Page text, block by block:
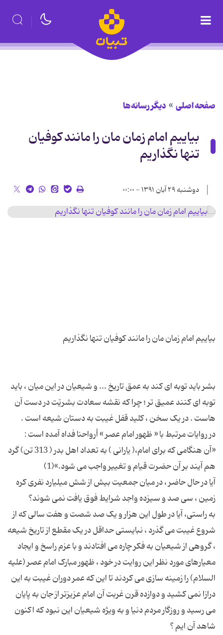
صفحه اصلی دیگر رسانه‌ها
بیاییم امام زمان مان را مانند کوفیان
تنها نگذاریم
دوشنبه ۲۹ آبان ۱۳۹۱ - ۰۰:۰۰
بشر باید توبه ای کند به عمق تاریخ ... و شیعیان در این میان ، باید
توبه ای کنند عمیق تر ؛ چرا که نقشه سعادت بشریّت در دست آن
«آن هنگامی که برای امام،( یارانی ) به تعداد اهل بدر ( 313 تن) گرد
آیا در حال حاضر ، در میان جمعیت بیش از شش میلیارد نفری کره
به راستی، آیا در طول این هزار و یک صد شصت و هفت سالی که از
شروع غیبت می گذرد ، نبایستی حداقل در یک مقطع از تاریخ شیعه
، گروهی از شیعیان به فکر چاره می افتادند و با عزم راسخ و ایجاد
معیارهای مورد نظر این روایت در خود ، ظهور مبارک امام عصر (علیه
السلام) را زمینه سازی می کردند تا این که عمر دوران غیبت به این
درازا نمی کشید و دوازده قرن غربت آن امام عزیزتر از جان به پایان
می رسید و روزگار مردم دنیا و به ویژه شیعیان این نبود که اکنون